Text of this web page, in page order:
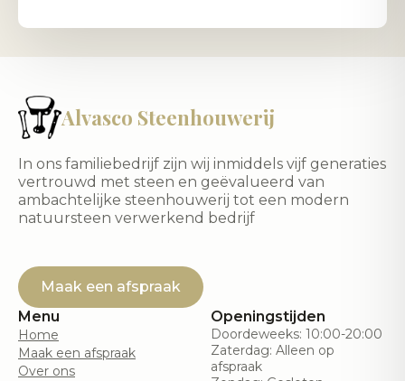
Alvasco Steenhouwerij
In ons familiebedrijf zijn wij inmiddels vijf generaties
vertrouwd met steen en geëvalueerd van
ambachtelijke steenhouwerij tot een modern
natuursteen verwerkend bedrijf
Maak een afspraak
Menu
Home
Maak een afspraak
Over ons
Openingstijden
Doordeweeks: 10:00-20:00
Zaterdag: Alleen op
afspraak